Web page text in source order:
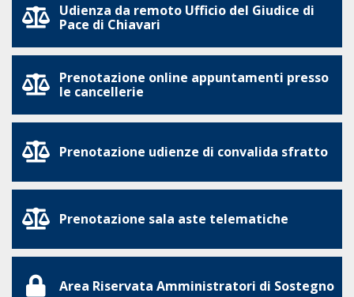
Udienza da remoto Ufficio del Giudice di
Pace di Chiavari
Prenotazione online appuntamenti presso
le cancellerie
Prenotazione udienze di convalida sfratto
Prenotazione sala aste telematiche
Area Riservata Amministratori di Sostegno